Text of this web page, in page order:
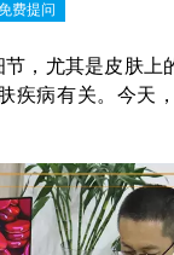
费提问
，尤其是皮肤上
疾病有关。今天